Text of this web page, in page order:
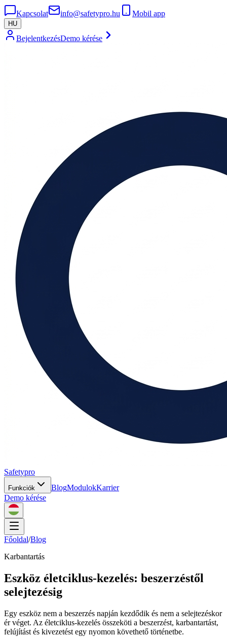
Kapcsolat info@safetypro.hu Mobil app
HU
BejelentkezésDemo kérése
Safetypro
Funkciók BlogModulokKarrier
Demo kérése
Főoldal/Blog
Karbantartás
Eszköz életciklus-kezelés: beszerzéstől
selejtezésig
Egy eszköz nem a beszerzés napján kezdődik és nem a selejtezéskor
ér véget. Az életciklus-kezelés összeköti a beszerzést, karbantartást,
felújítást és kivezetést egy nyomon követhető történetbe.